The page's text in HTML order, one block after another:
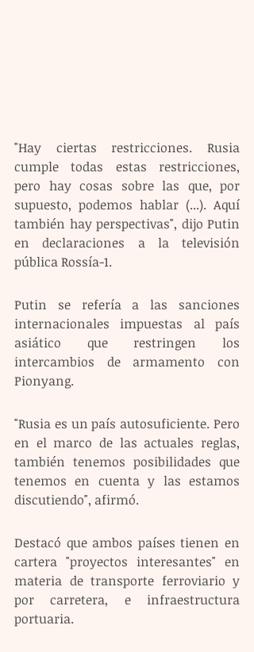
"Hay ciertas restricciones. Rusia
cumple todas estas restricciones,
pero hay cosas sobre las que, por
supuesto, podemos hablar (...). Aquí
también hay perspectivas", dijo Putin
en declaraciones a la televisión
pública Rossía-1.
Putin se refería a las sanciones
internacionales impuestas al país
asiático que restringen los
intercambios de armamento con
Pionyang.
"Rusia es un país autosuficiente. Pero
en el marco de las actuales reglas,
también tenemos posibilidades que
tenemos en cuenta y las estamos
discutiendo", afirmó.
Destacó que ambos países tienen en
cartera "proyectos interesantes" en
materia de transporte ferroviario y
por carretera, e infraestructura
portuaria.